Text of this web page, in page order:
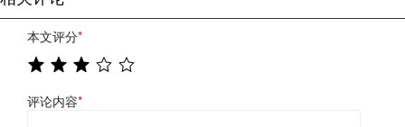
本文评分*
评论内容*